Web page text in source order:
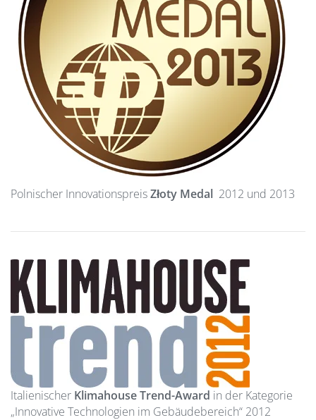
Polnischer InnovationspreisZłoty Medal 2012 und 2013
Italienischer Klimahouse Trend-Award in der Kategorie
„Innovative Technologien im Gebäudebereich“ 2012